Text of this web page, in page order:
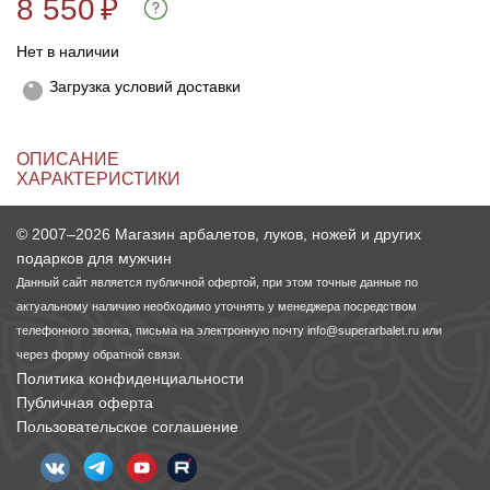
8 550₽
Нет в наличии
Загрузка условий доставки
ОПИСАНИЕ
ХАРАКТЕРИСТИКИ
© 2007–2026 Магазин арбалетов, луков, ножей и других
подарков для мужчин
Данный сайт является публичной офертой, при этом точные данные по
актуальному наличию необходимо уточнять у менеджера посредством
телефонного звонка, письма на электронную почту info@superarbalet.ru или
через форму обратной связи.
Политика конфиденциальности
Публичная оферта
Пользовательское соглашение
Линейки для настройки лука
Кликеры для лука
Киссеры для лука
Охотничьи ножи